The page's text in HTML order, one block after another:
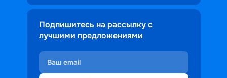
Подпишитесь на рассылку с
лучшими предложениями